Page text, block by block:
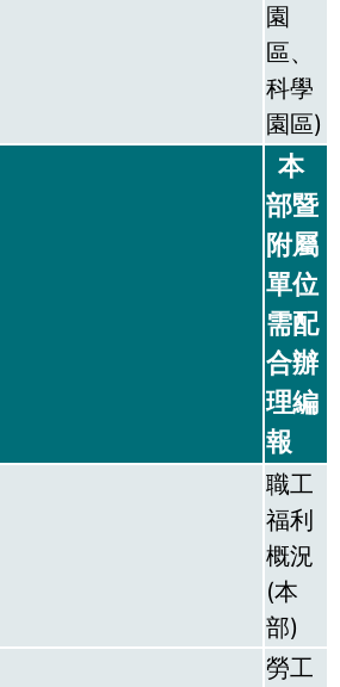
園
區、
科學
園區)
本
部暨
附屬
單位
需配
合辦
理編
報
職工
福利
概況
(本
部)
勞工